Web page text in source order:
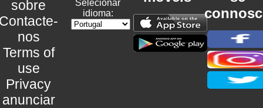
sobre
nos
Terms of
use
Privacy
anunciar
Selecionar
idioma: